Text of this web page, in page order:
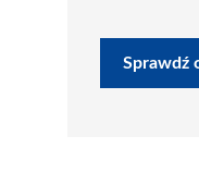
Sprawdź